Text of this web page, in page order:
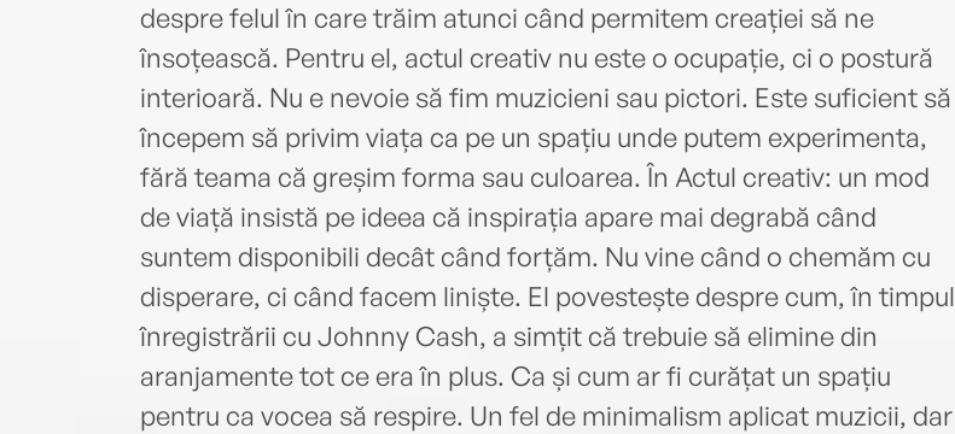
despre felul în care trăim atunci când permitem creației să ne
însoțească. Pentru el, actul creativ nu este o ocupație, ci o postură
interioară. Nu e nevoie să fim muzicieni sau pictori. Este suficient să
începem să privim viața ca pe un spațiu unde putem experimenta,
fără teama că greșim forma sau culoarea. În Actul creativ: un mod
de viață insistă pe ideea că inspirația apare mai degrabă când
suntem disponibili decât când forțăm. Nu vine când o chemăm cu
disperare, ci când facem liniște. El povestește despre cum, în timpul
înregistrării cu Johnny Cash, a simțit că trebuie să elimine din
aranjamente tot ce era în plus. Ca și cum ar fi curățat un spațiu
pentru ca vocea să respire. Un fel de minimalism aplicat muzicii, dar